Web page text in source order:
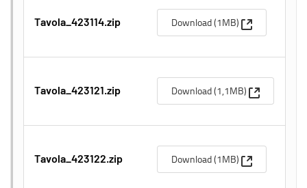
Tavola_423114.zip Download (1MB) (Apre una
Tavola_423121.zip Download (1,1MB) (Apre una
Tavola_423122.zip Download (1MB) (Apre una